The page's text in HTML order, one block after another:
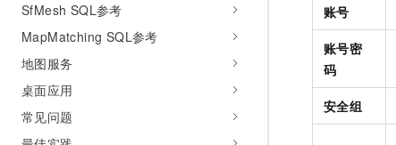
SfMesh SQL参考
MapMatching SQL参考
地图服务
桌面应用
常见问题
账号
账号密
码
安全组